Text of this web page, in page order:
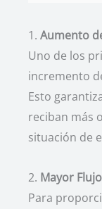
1. Aumento
Uno de los
incremento
Esto
reciban más
situación de
2. Mayor
Para